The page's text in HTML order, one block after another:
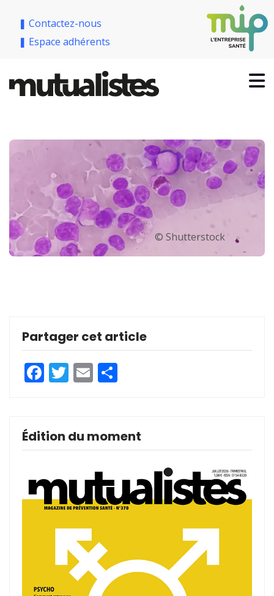
❚ Contactez-nous
❚ Espace adhérents
© Shutterstock
Partager cet article
Facebook
Twitter
Email
Édition du moment